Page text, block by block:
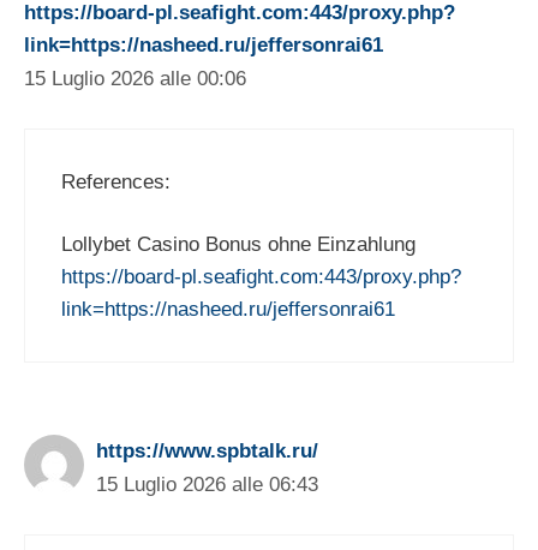
https://board-pl.seafight.com:443/proxy.php?
link=https://nasheed.ru/jeffersonrai61
15 Luglio 2026 alle 00:06
References:
Lollybet Casino Bonus ohne Einzahlung
https://board-pl.seafight.com:443/proxy.php?
link=https://nasheed.ru/jeffersonrai61
https://www.spbtalk.ru/
15 Luglio 2026 alle 06:43